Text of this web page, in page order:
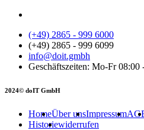
(+49) 2865 - 999 6000
(+49) 2865 - 999 6099
info@doit.gmbh
Geschäftszeiten: Mo-Fr 08:00
2024© doIT GmbH
HomeÜber unsImpressum
Historiewiderrufen